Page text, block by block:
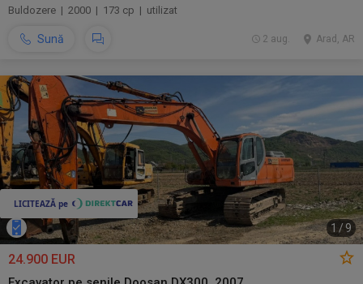
Buldozere | 2000 | 173 cp | utilizat
Sună Arad, AR
2 aug.
1 / 9
24.900 EUR